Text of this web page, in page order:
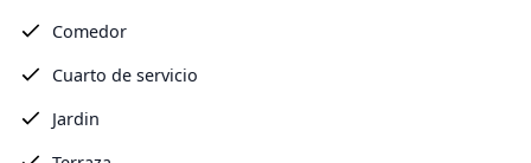
Comedor
Cuarto de servicio
Jardin